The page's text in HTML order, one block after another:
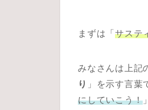
まずは「サステ
みなさんは上記
り 」を示す言葉
にしていこう！